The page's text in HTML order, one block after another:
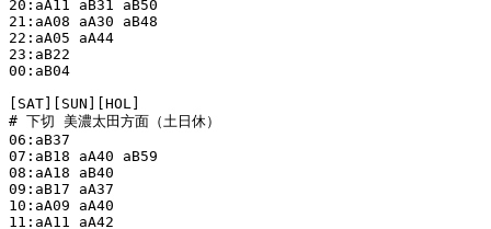
20:aA11 aB31 aB50
21:aA08 aA30 aB48
22:aA05 aA44
23:aB22
00:aB04
[SAT][SUN][HOL]
# 下切 美濃太田方面（土日休）
06:aB37
07:aB18 aA40 aB59
08:aA18 aB40
09:aB17 aA37
10:aA09 aA40
11:aA11 aA42